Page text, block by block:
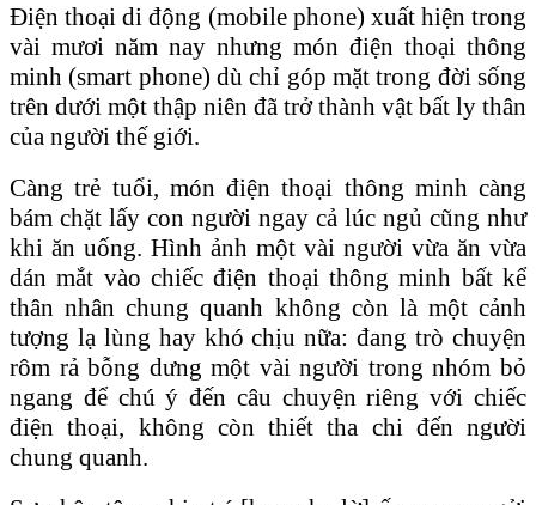
Điện thoại di động (mobile phone) xuất hiện trong
vài mươi năm nay nhưng món điện thoại thông
minh (smart phone) dù chỉ góp mặt trong đời sống
trên dưới một thập niên đã trở thành vật bất ly thân
của người thế giới.
Càng trẻ tuổi, món điện thoại thông minh càng
bám chặt lấy con người ngay cả lúc ngủ cũng như
khi ăn uống. Hình ảnh một vài người vừa ăn vừa
dán mắt vào chiếc điện thoại thông minh bất kể
thân nhân chung quanh không còn là một cảnh
tượng lạ lùng hay khó chịu nữa: đang trò chuyện
rôm rả bỗng dưng một vài người trong nhóm bỏ
ngang để chú ý đến câu chuyện riêng với chiếc
điện thoại, không còn thiết tha chi đến người
chung quanh.